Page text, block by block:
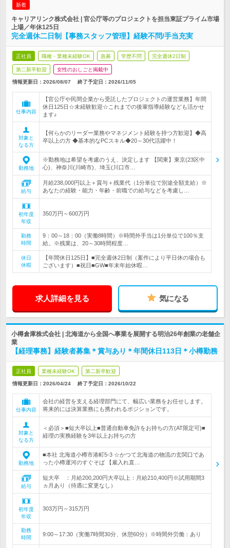
新着
キャリアリンク株式会社 | 官公庁等のプロジェクトを担当東証プライム市場
上場／年休125日
完全週休二日制【事務スタッフ管理】経験不問/手当充実
正社員 職種・業種未経験OK 急募 学歴不問 完全週休2日制
第二新卒歓迎 女性のおしごと掲載中
情報更新日：2026/08/07 終了予定日： 2026/11/05
仕事内容
【官公庁や民間企業から受託したプロジェクトの運営業務】年間
休日125日☆未経験歓迎☆これまでの後輩指導経験なども活かせ
ます♪
対象と
なる方
【何らかのリーダー業務やマネジメント経験を持つ方歓迎】◆高
卒以上の方 ◆基本的なPCスキル◆20～30代活躍中！
勤務地
※勤務地は希望を考慮のうえ、決定します 【関東】東京(23区中
心)、神奈川(川崎市)、埼玉(川口市…
給与
月給238,000円以上＋賞与＋残業代（1分単位で別途全額支給）※
あなたの経験・能力・年齢・前職での給与などを考慮し…
初年度
年収
350万円～600万円
勤務
時間
9：00～18：00（実働8時間）※時間外手当は1分単位で100％支
給。※残業は、20～30時間程度…
休日
休暇
【年間休日125日】■完全週休2日制（案件により平日休の場合も
ございます）■祝日■GW■年末年始休暇…
求人詳細を見る 気になる
小樽倉庫株式会社 | 北海道から全国へ事業を展開する明治26年創業の老舗企
業
【経理事務】経験者募集＊賞与あり＊年間休日113日＊小樽勤務
正社員 業種未経験OK 第二新卒歓迎
情報更新日：2026/04/24 終了予定日： 2026/10/22
仕事内容
会社の経営を支える経理部門にて、幅広い業務をお任せします。
将来的には決算業務にも携われるポジションです。
対象と
なる方
＜必須＞■短大卒以上■普通自動車免許をお持ちの方(AT限定可)■
経理の実務経験を3年以上お持ちの方
勤務地
■本社 北海道小樽市港町5-3 ☆かつて北海道の物流の玄関口であ
った小樽運河のすぐそば 【雇入れ直…
給与
短大卒 ：月給200,200円大卒以上：月給210,400円※試用期間3
ヵ月あり（待遇に変更なし）
初年度
年収
303万円～315万円
勤務
時間
9:00～17:30（実働7時間30分、休憩60分）※時間外労働：あり